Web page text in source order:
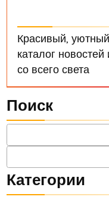
Красивый,
каталог
со всего света
Поиск
Категории